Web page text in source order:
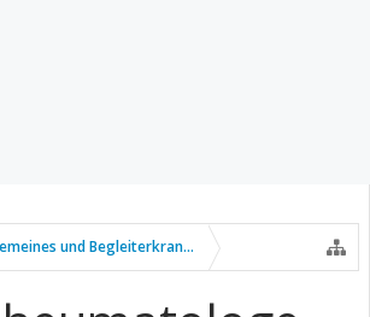
und Begleiterkrankungen